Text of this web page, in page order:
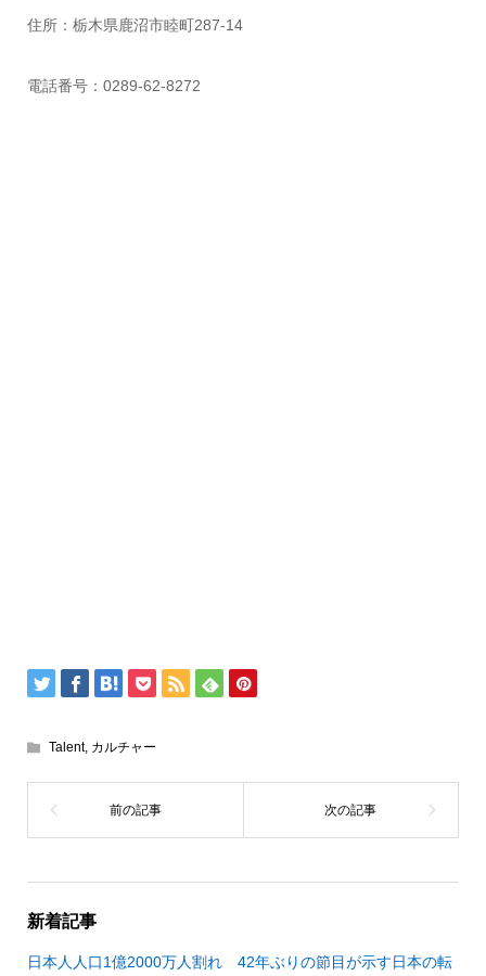
住所：栃木県鹿沼市睦町287-14
電話番号：0289-62-8272
Talent, カルチャー
新着記事
日本人人口1億2000万人割れ 42年ぶりの節目が示す日本の転